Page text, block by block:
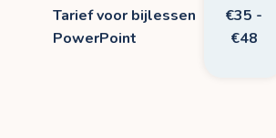
Tarief voor bijlessen
PowerPoint
€35 -
€48